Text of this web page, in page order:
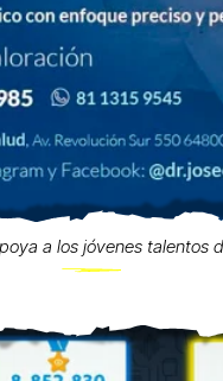
a los jóvenes talentos